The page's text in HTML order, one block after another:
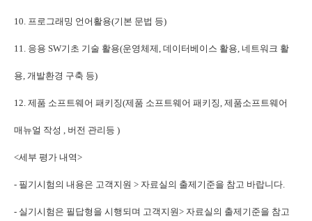
10. 프로그래밍 언어활용(기본 문법 등)
11. 응용 SW기초 기술 활용(운영체제, 데이터베이스 활용, 네트워크 활
용, 개발환경 구축 등)
12. 제품 소프트웨어 패키징(제품 소프트웨어 패키징, 제품소프트웨어
매뉴얼 작성 , 버전 관리등 )
<세부 평가 내역>
- 필기시험의 내용은 고객지원 > 자료실의 출제기준을 참고 바랍니다.
- 실기시험은 필답형을 시행되며 고객지원> 자료실의 출제기준을 참고